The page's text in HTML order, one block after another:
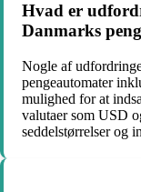
Hvad er
Danmarks
Nogle af
pengeautomater
mulighed for at
valutaer som USD
seddelstørrelser og